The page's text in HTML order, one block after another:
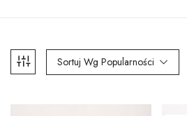
Sortuj Wg Popularności